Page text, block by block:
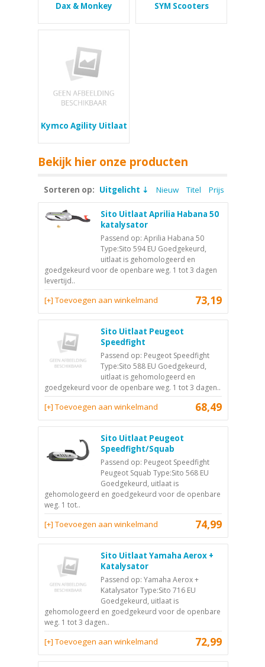
Dax & Monkey SYM Scooters
Kymco Agility Uitlaat
Bekijk hier onze producten
Sorteren op: Uitgelicht Nieuw Titel Prijs
Sito Uitlaat Aprilia Habana 50
katalysator
Passend op: Aprilia Habana 50
Type:Sito 594 EU Goedgekeurd,
uitlaat is gehomologeerd en
goedgekeurd voor de openbare weg. 1 tot 3 dagen
levertijd..
73,19
[+] Toevoegen aan winkelmand
Sito Uitlaat Peugeot
Speedfight
Passend op: Peugeot Speedfight
Type:Sito 588 EU Goedgekeurd,
uitlaat is gehomologeerd en
goedgekeurd voor de openbare weg. 1 tot 3 dagen..
68,49
[+] Toevoegen aan winkelmand
Sito Uitlaat Peugeot
Speedfight/Squab
Passend op: Peugeot Speedfight
Peugeot Squab Type:Sito 568 EU
Goedgekeurd, uitlaat is
gehomologeerd en goedgekeurd voor de openbare
weg. 1 tot..
74,99
[+] Toevoegen aan winkelmand
Sito Uitlaat Yamaha Aerox +
Katalysator
Passend op: Yamaha Aerox +
Katalysator Type:Sito 716 EU
Goedgekeurd, uitlaat is
gehomologeerd en goedgekeurd voor de openbare
weg. 1 tot 3 dagen..
72,99
[+] Toevoegen aan winkelmand